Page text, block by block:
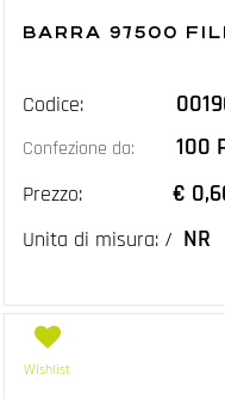
BARRA 97500
Codice:
Confezione da: 100
Prezzo: €
Unita di misura: / NR
Wishlist